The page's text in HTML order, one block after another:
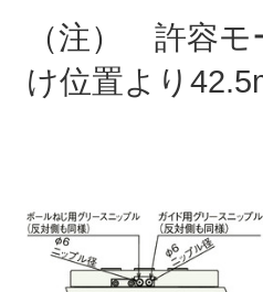
（注） 許容モ
け位置より